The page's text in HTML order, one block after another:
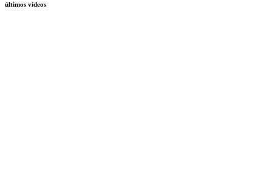
últimos vídeos